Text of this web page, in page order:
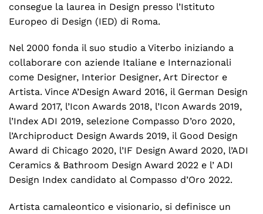
consegue la laurea in Design presso l’Istituto
Europeo di Design (IED) di Roma.
Nel 2000 fonda il suo studio a Viterbo iniziando a
collaborare con aziende Italiane e Internazionali
come Designer, Interior Designer, Art Director e
Artista. Vince A’Design Award 2016, il German Design
Award 2017, l’Icon Awards 2018, l’Icon Awards 2019,
l’Index ADI 2019, selezione Compasso D’oro 2020,
l’Archiproduct Design Awards 2019, il Good Design
Award di Chicago 2020, l’IF Design Award 2020, l’ADI
Ceramics & Bathroom Design Award 2022 e l’ ADI
Design Index candidato al Compasso d’Oro 2022.
Artista camaleontico e visionario, si definisce un